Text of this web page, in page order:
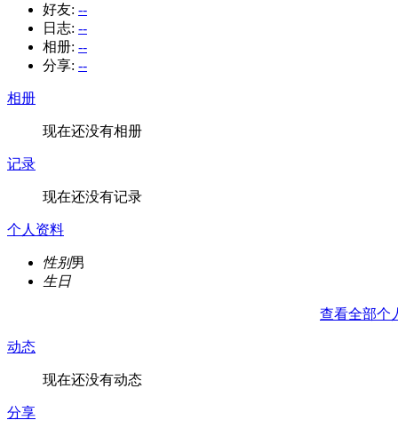
好友: --
日志: --
相册: --
分享: --
相册
现在还没有相册
记录
现在还没有记录
个人资料
性别男
生日
查看全部个
动态
现在还没有动态
分享